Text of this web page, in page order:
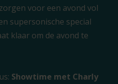
voor een avond vol
supersonische special
klaar om de avond te
Showtime met Charly